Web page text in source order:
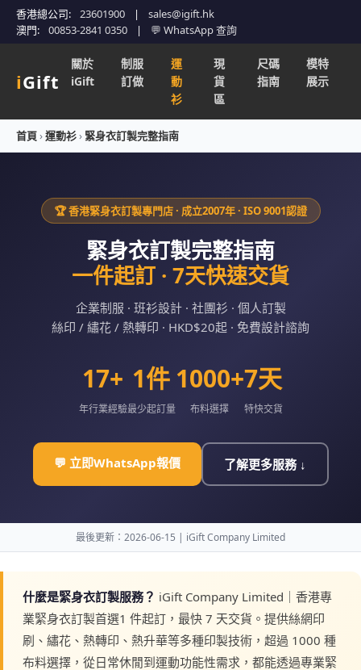
香港總公司: 23601900 |
sales@igift.hk
澳門:
00853-2841 0350 | 💬 WhatsApp 查詢
iGift
關於
iGift
制服
訂做
運
動
衫
現
貨
區
尺碼
指南
模特
展示
首頁›運動衫› 緊身衣訂製完整指南
🏆 香港緊身衣訂製專門店 · 成立2007年 · ISO 9001認證
緊身衣訂製完整指南
一件起訂 · 7天快速交貨
企業制服 · 班衫設計 · 社團衫 · 個人訂製
絲印 / 繡花 / 熱轉印 · HKD$20起 · 免費設計諮詢
17+
年行業經驗
1件
最少起訂量
1000+
布料選擇
7天
特快交貨
💬 立即WhatsApp報價 了解更多服務 ↓
最後更新：2026-06-15 | iGift Company Limited
什麼是緊身衣訂製服務？ iGift Company Limited｜香港專
業緊身衣訂製首選1 件起訂，最快 7 天交貨。提供絲網印
刷、繡花、熱轉印、熱升華等多種印製技術，超過 1000 種
布料選擇，從日常休閒到運動功能性需求，都能透過專業緊